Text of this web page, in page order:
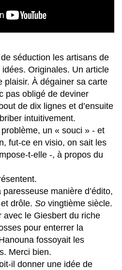
séduction les artisans de
Originales. Un article
plaisir. À dégainer sa carte
pas obligé de deviner
de dix lignes et d’ensuite
intuitivement.
un « souci » - et
fut-ce en visio, on sait les
t-elle -, à propos du
manière d’édito,
drôle. So vingtième siècle.
avec le Giesbert du riche
pour enterrer la
fossoyait les
Merci bien.
il donner une idée de